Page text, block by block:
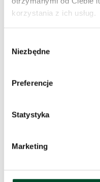
korzystania z ich usług.
zgody
Niezbędne
Preferencje
Statystyka
Marketing
Jak